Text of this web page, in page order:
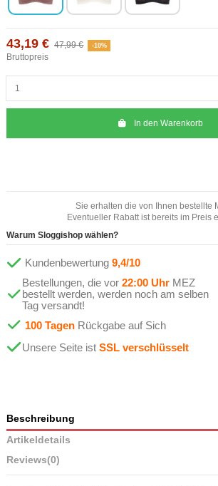
43,19 € 47,99 € -10%
Bruttopreis
In den Warenkorb
Sie erhalten die von Ihnen bestellte
Eventueller Rabatt ist bereits im Preis
Warum Sloggishop wählen?
Kundenbewertung 9,4/10
Bestellungen, die vor 22:00 Uhr MEZ
bestellt werden, werden noch am selben
Tag versandt!
100 Tagen Rückgabe auf Sich
Unsere Seite ist SSL verschlüsselt
Beschreibung
Artikeldetails
Reviews(0)